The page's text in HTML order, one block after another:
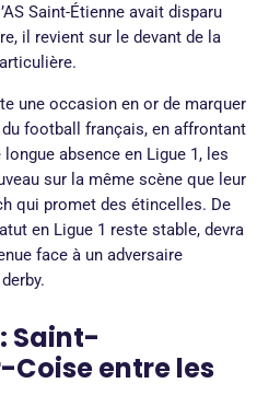
Saint-Étienne avait disparu
il revient sur le devant de la
une occasion en or de marquer
football français, en affrontant
absence en Ligue 1, les
sur la même scène que leur
qui promet des étincelles. De
en Ligue 1 reste stable, devra
face à un adversaire
Saint-
entre les